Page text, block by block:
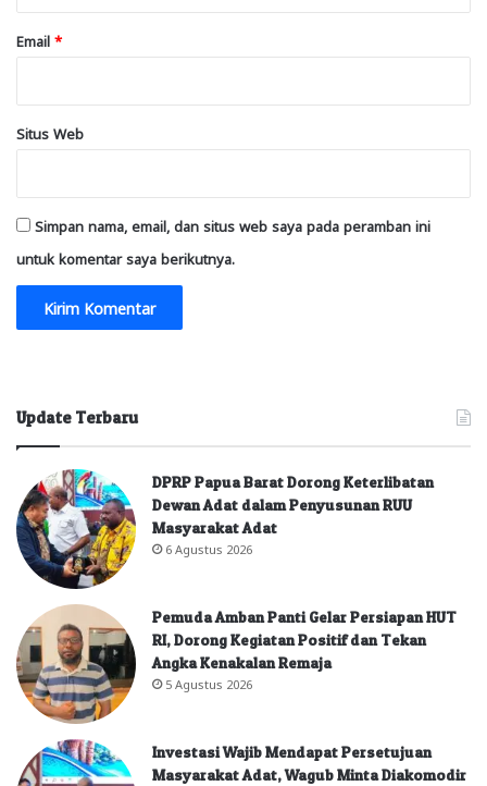
Email *
Situs Web
Simpan nama, email, dan situs web saya pada peramban ini
untuk komentar saya berikutnya.
Update Terbaru
DPRP Papua Barat Dorong Keterlibatan
Dewan Adat dalam Penyusunan RUU
Masyarakat Adat
6 Agustus 2026
Pemuda Amban Panti Gelar Persiapan HUT
RI, Dorong Kegiatan Positif dan Tekan
Angka Kenakalan Remaja
5 Agustus 2026
Investasi Wajib Mendapat Persetujuan
Masyarakat Adat, Wagub Minta Diakomodir